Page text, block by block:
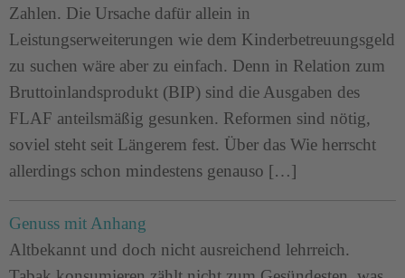
Zahlen. Die Ursache dafür allein in
Leistungserweiterungen wie dem Kinderbetreuungsgeld
zu suchen wäre aber zu einfach. Denn in Relation zum
Bruttoinlandsprodukt (BIP) sind die Ausgaben des
FLAF anteilsmäßig gesunken. Reformen sind nötig,
soviel steht seit Längerem fest. Über das Wie herrscht
allerdings schon mindestens genauso […]
Genuss mit Anhang
Altbekannt und doch nicht ausreichend lehrreich.